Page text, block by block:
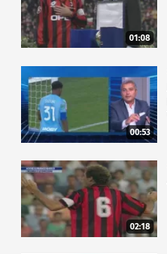
01:08
00:53
02:18